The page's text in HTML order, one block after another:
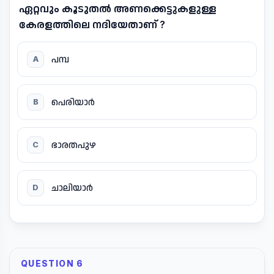
ഏറ്റവും കൂടുതൽ അണക്കെട്ടുകളുള്ള
കേരളത്തിലെ നദിയേതാണ് ?
A പമ്പ
B പെരിയാർ
C ഭാരതപുഴ
D ചാലിയാർ
QUESTION 6